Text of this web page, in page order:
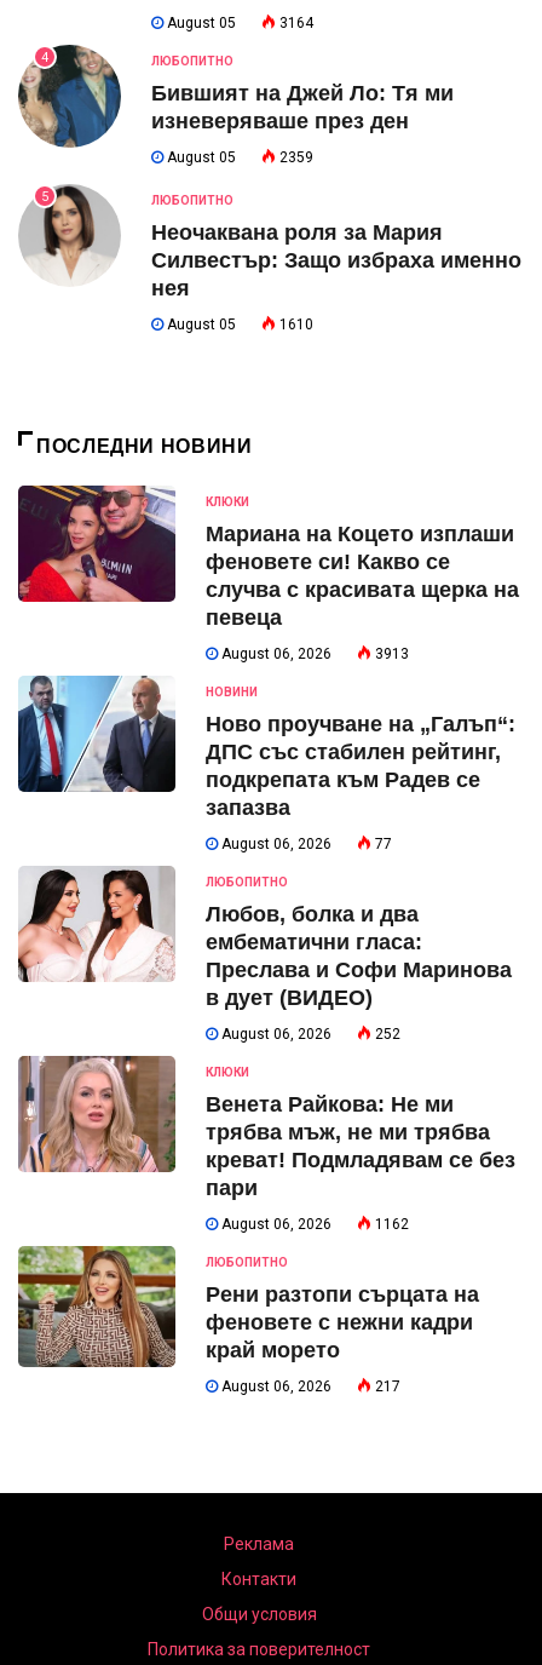
August 05 3164
4 ЛЮБОПИТНО
Бившият на Джей Ло: Тя ми
изневеряваше през ден
August 05 2359
5 ЛЮБОПИТНО
Неочаквана роля за Мария
Силвестър: Защо избраха именно
нея
August 05 1610
ПОСЛЕДНИ НОВИНИ
КЛЮКИ
Мариана на Коцето изплаши
феновете си! Какво се
случва с красивата щерка на
певеца
August 06, 2026 3913
НОВИНИ
Ново проучване на „Галъп“:
ДПС със стабилен рейтинг,
подкрепата към Радев се
запазва
August 06, 2026 77
ЛЮБОПИТНО
Любов, болка и два
ембематични гласа:
Преслава и Софи Маринова
в дует (ВИДЕО)
August 06, 2026 252
КЛЮКИ
Венета Райкова: Не ми
трябва мъж, не ми трябва
креват! Подмладявам се без
пари
August 06, 2026 1162
ЛЮБОПИТНО
Рени разтопи сърцата на
феновете с нежни кадри
край морето
August 06, 2026 217
Реклама
Контакти
Общи условия
Политика за поверителност